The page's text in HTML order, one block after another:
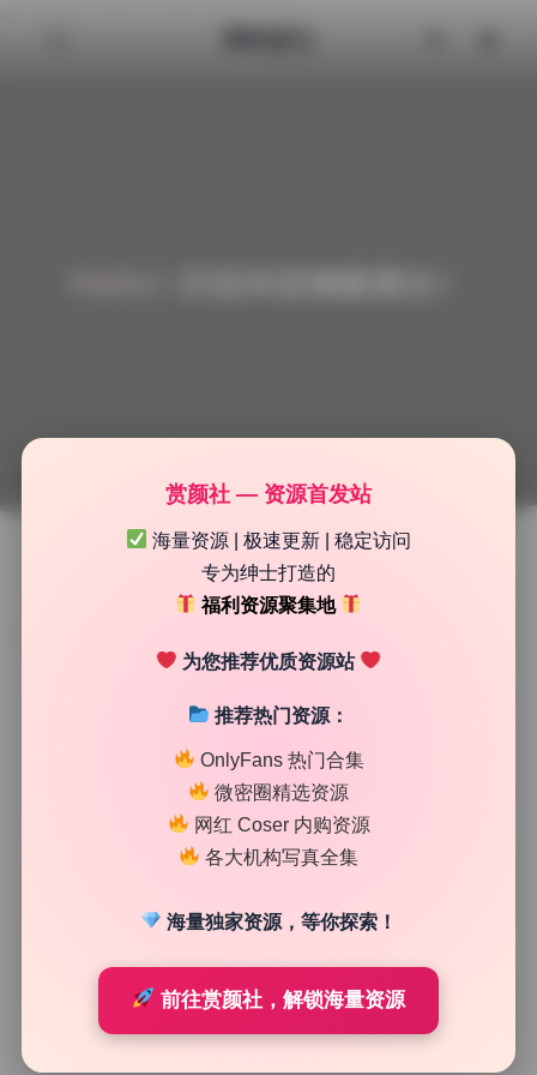
李李七七喜喜 15套写真合集3视频5.49G原档精选持续更
赏颜社 — 资源首发站
海量资源 | 极速更新 | 稳定访问
专为绅士打造的
福利资源聚集地
为您推荐优质资源站
推荐热门资源：
OnlyFans 热门合集
微密圈精选资源
网红 Coser 内购资源
各大机构写真全集
海量独家资源，等你探索！
前往赏颜社，解锁海量资源